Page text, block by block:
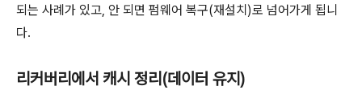
되는 사례가 있고, 안 되면 펌웨어 복구(재설치)로 넘어가게 됩니
다.
리커버리에서 캐시 정리(데이터 유지)